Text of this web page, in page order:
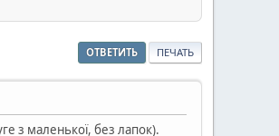
ОТВЕТИТЬ ПЕЧАТЬ
з маленької, без лапок).